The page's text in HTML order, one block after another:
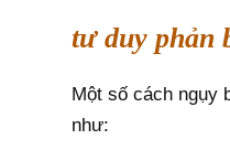
tư duy phản
Một số cách ngụy
như: